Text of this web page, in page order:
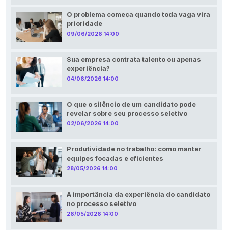
O problema começa quando toda vaga vira
prioridade
09/06/2026 14:00
Sua empresa contrata talento ou apenas
experiência?
04/06/2026 14:00
O que o silêncio de um candidato pode
revelar sobre seu processo seletivo
02/06/2026 14:00
Produtividade no trabalho: como manter
equipes focadas e eficientes
28/05/2026 14:00
A importância da experiência do candidato
no processo seletivo
26/05/2026 14:00